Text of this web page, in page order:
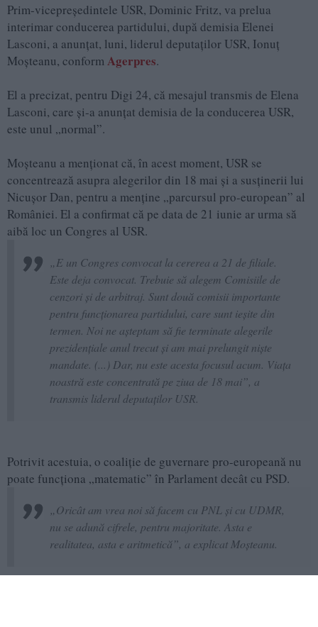
Prim-vicepreședintele USR, Dominic Fritz, va prelua
interimar conducerea partidului, după demisia Elenei
Lasconi, a anunțat, luni, liderul deputaților USR, Ionuț
Moșteanu, conformAgerpres.
El a precizat, pentru Digi 24, că mesajul transmis de Elena
Lasconi, care și-a anunțat demisia de la conducerea USR,
este unul „normal”.
Moșteanu a menționat că, în acest moment, USR se
concentrează asupra alegerilor din 18 mai și a susținerii lui
Nicușor Dan, pentru a menține „parcursul pro-european” al
României. El a confirmat că pe data de 21 iunie ar urma să
aibă loc un Congres al USR.
„E un Congres convocat la cererea a 21 de filiale.
Este deja convocat. Trebuie să alegem Comisiile de
cenzori și de arbitraj. Sunt două comisii importante
pentru funcționarea partidului, care sunt ieșite din
termen. Noi ne așteptam să fie terminate alegerile
prezidențiale anul trecut și am mai prelungit niște
mandate. (...) Dar, nu este acesta focusul acum. Viața
noastră este concentrată pe ziua de 18 mai”, a
transmis liderul deputaților USR.
Potrivit acestuia, o coaliție de guvernare pro-europeană nu
poate funcționa „matematic” în Parlament decât cu PSD.
„Oricât am vrea noi să facem cu PNL și cu UDMR,
nu se adună cifrele, pentru majoritate. Asta e
realitatea, asta e aritmetică”, a explicat Moșteanu.